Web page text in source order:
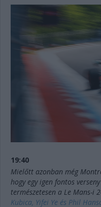
19:40
Mielőtt azonban még
hogy egy igen fontos
természetesen a Le Mans-i
Kubica, Yifei Ye és Phil